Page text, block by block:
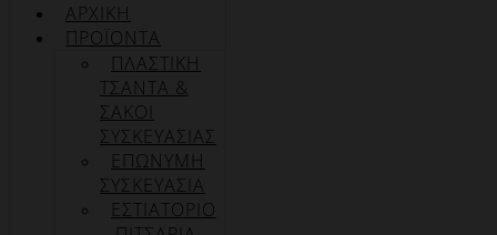
ΑΡΧΙΚΉ
ΠΡΟΪΌΝΤΑ
ΠΛΑΣΤΙΚΗ
ΤΣΑΝΤΑ &
ΣΑΚΟΙ
ΣΥΣΚΕΥΑΣΙΑΣ
ΕΠΏΝΥΜΗ
ΣΥΣΚΕΥΑΣΊΑ
ΕΣΤΙΑΤΟΡΙΟ